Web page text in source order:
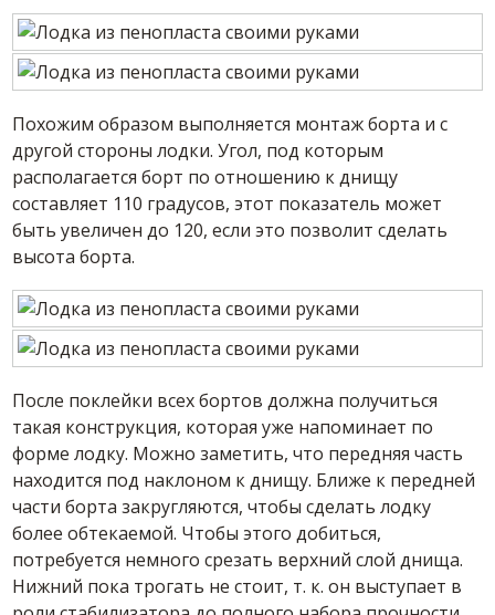
Похожим образом выполняется монтаж борта и с
другой стороны лодки. Угол, под которым
располагается борт по отношению к днищу
составляет 110 градусов, этот показатель может
быть увеличен до 120, если это позволит сделать
высота борта.
После поклейки всех бортов должна получиться
такая конструкция, которая уже напоминает по
форме лодку. Можно заметить, что передняя часть
находится под наклоном к днищу. Ближе к передней
части борта закругляются, чтобы сделать лодку
более обтекаемой. Чтобы этого добиться,
потребуется немного срезать верхний слой днища.
Нижний пока трогать не стоит, т. к. он выступает в